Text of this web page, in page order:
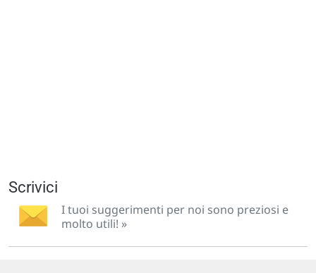
Scrivici
I tuoi suggerimenti per noi sono preziosi e
molto utili! »